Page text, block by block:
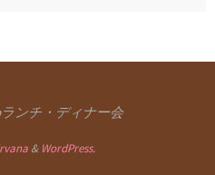
ンチ・ディナー会
& WordPress.